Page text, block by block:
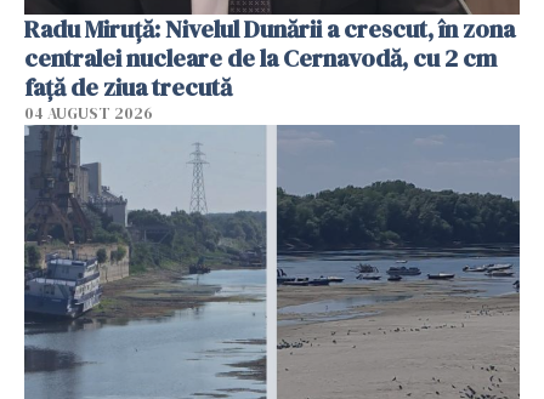
Radu Miruţă: Nivelul Dunării a crescut, în zona
centralei nucleare de la Cernavodă, cu 2 cm
faţă de ziua trecută
04 AUGUST 2026